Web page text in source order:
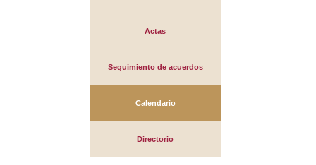
Actas
Seguimiento de acuerdos
Calendario
Directorio